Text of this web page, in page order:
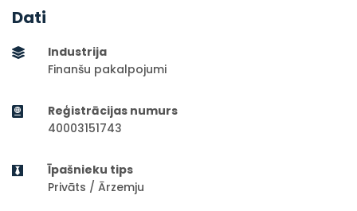
Dati
Industrija
Finanšu pakalpojumi
Reģistrācijas numurs
40003151743
Īpašnieku tips
Privāts / Ārzemju